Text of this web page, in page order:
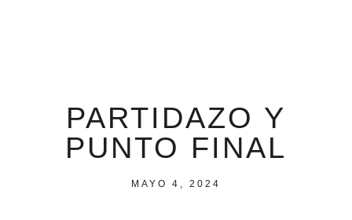
PARTIDAZO Y
PUNTO FINAL
MAYO 4, 2024